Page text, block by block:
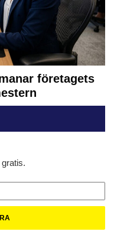
företagets